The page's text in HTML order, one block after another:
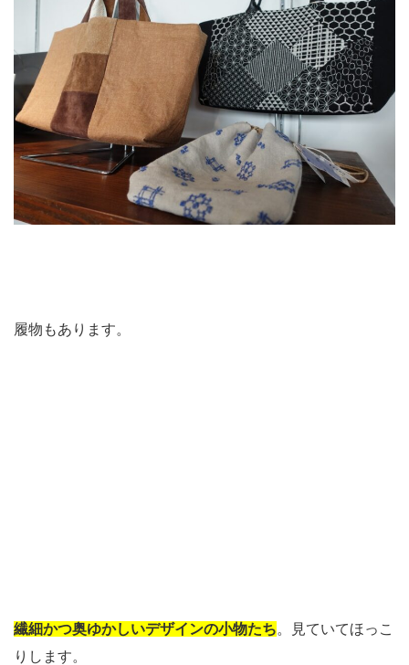
履物もあります。
繊細かつ奥ゆかしいデザインの小物たち。見ていてほっこ
りします。